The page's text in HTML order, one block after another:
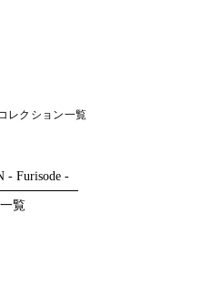
レクション一覧
- Furisode -
覧